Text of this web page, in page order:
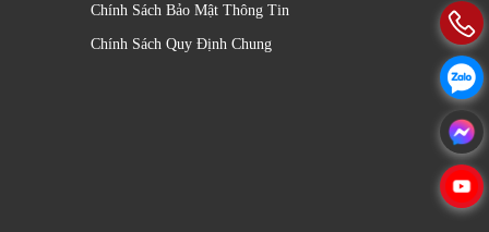
Chính Sách Bảo Mật Thông Tin
Chính Sách Quy Định Chung